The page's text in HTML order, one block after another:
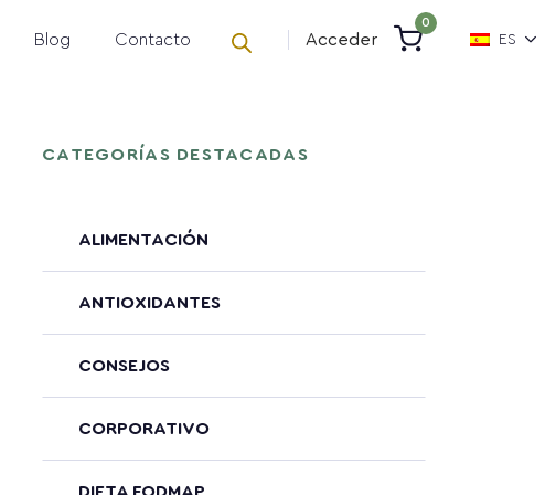
Blog Contacto Acceder
0
ES
CATEGORÍAS DESTACADAS
ALIMENTACIÓN
ANTIOXIDANTES
CONSEJOS
CORPORATIVO